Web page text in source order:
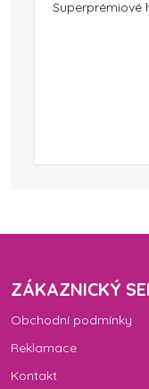
Superprémiové
ZÁKAZNICKÝ
Obchodní podmínky
Reklamace
Kontakt